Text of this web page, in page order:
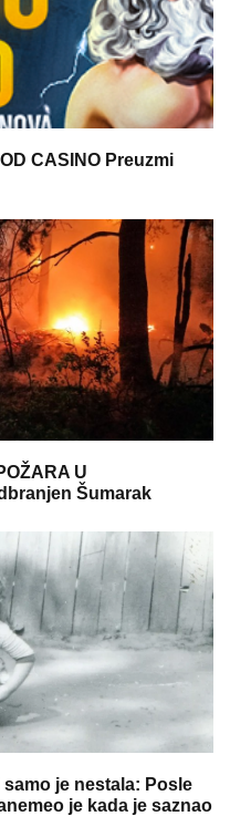
CASINO Preuzmi
U
Šumarak
je nestala: Posle
je kada je saznao